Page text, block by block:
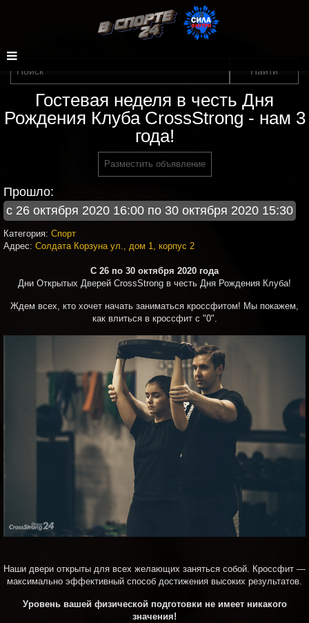
Гостевая неделя в честь Дня
Рождения Клуба CrossStrong - нам 3
года!
Разместить объявление
Прошло:
с 26 октября 2020 16:00 по 30 октября 2020 15:30
Категория: Спорт
Адрес: Солдата Корзуна ул., дом 1, корпус 2
С 26 по 30 октября 2020 года
Дни Открытых Дверей CrossStrong в честь Дня Рождения Клуба!
Ждем всех, кто хочет начать заниматься кроссфитом! Мы покажем,
как влиться в кроссфит с "0".
Наши двери открыты для всех желающих заняться собой. Кроссфит —
максимально эффективный способ достижения высоких результатов.
Уровень вашей физической подготовки не имеет никакого
значения!